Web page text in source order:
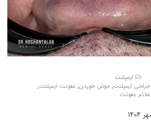
ایمپلنت
جراحی ایمپلنت, جوش خوردن, عفونت ایمپلنت,
علائم عفونت